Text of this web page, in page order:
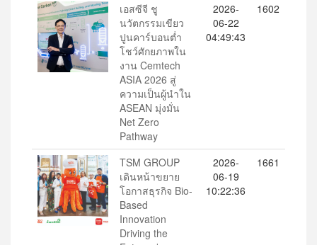
เอสซีจี ชู
นวัตกรรมเขียว
ปูนคาร์บอนต่ำ
โชว์ศักยภาพใน
งาน Cemtech
ASIA 2026 สู่
ความเป็นผู้นำใน
ASEAN มุ่งมั่น
Net Zero
Pathway
2026-
06-22
04:49:43
1602
TSM GROUP
เดินหน้าขยาย
โอกาสธุรกิจ Bio-
Based
Innovation
Driving the
2026-
06-19
10:22:36
1661